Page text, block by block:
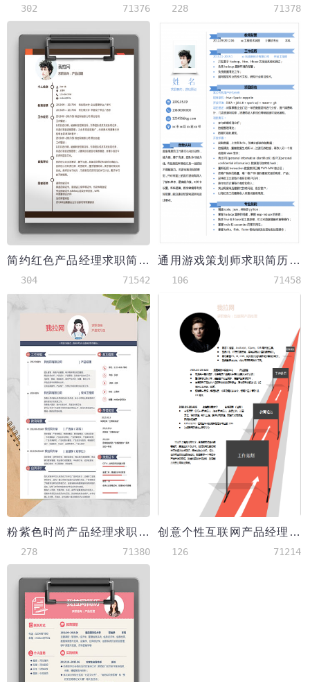
302 71376 228 71378
简约红色产品经理求职简历word简历模板
304 71542
通用游戏策划师求职简历模板
106 71458
粉紫色时尚产品经理求职简历word简历模板
278 71380
创意个性互联网产品经理跳槽求职word简历模板
126 71214